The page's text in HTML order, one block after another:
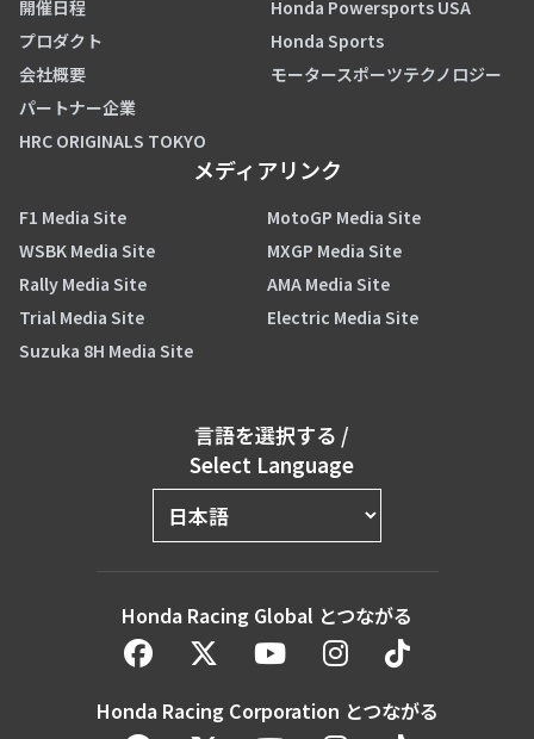
開催日程
プロダクト
会社概要
パートナー企業
HRC ORIGINALS TOKYO
Honda Powersports USA
Honda Sports
モータースポーツテクノロジー
メディアリンク
F1 Media Site
MotoGP Media Site
WSBK Media Site
MXGP Media Site
Rally Media Site
AMA Media Site
Trial Media Site
Electric Media Site
Suzuka 8H Media Site
言語を選択する /
Select Language
Honda Racing Global とつながる
Honda Racing Corporation とつながる